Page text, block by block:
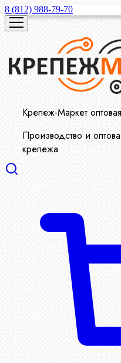
8 (812) 988-79-70
Крепеж-Маркет
Производство и
крепежа